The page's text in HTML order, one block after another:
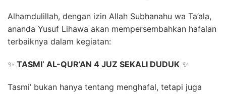
Alhamdulillah, dengan izin Allah Subhanahu wa Ta’ala,
ananda Yusuf Lihawa akan mempersembahkan hafalan
terbaiknya dalam kegiatan:
✨ TASMI’ AL-QUR’AN 4 JUZ SEKALI DUDUK ✨
Tasmi’ bukan hanya tentang menghafal, tetapi juga